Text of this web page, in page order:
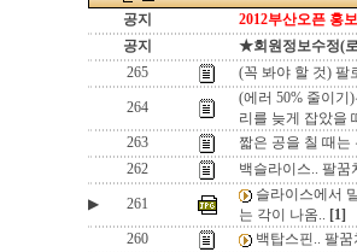
공지
2012부산오픈 홍
공지
★회원정보수정(
265
(꼭 봐야 할 것) 팔
264
(에러 50% 줄이기
리를 늦게 잡았을
263
짧은 공을 칠 때는
262
백슬라이스.. 팔꿈
▶ 261
슬라이스에서
는 각이 나옴.. [1]
260
백탑스핀.. 팔